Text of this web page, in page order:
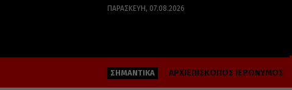
ΠΑΡΑΣΚΕΥΉ, 07.08.2026
ΣΗΜΑΝΤΙΚΑ ΑΡΧΙΕΠΙΣΚΟΠΟΣ ΙΕΡΩΝΥΜΟΣ